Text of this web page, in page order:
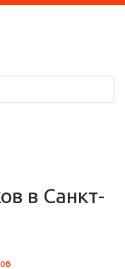
в Санкт-